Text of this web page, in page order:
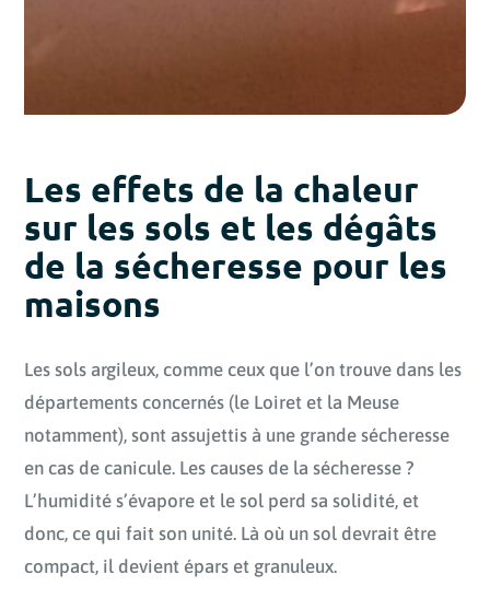
Les effets de la chaleur
sur les sols et les dégâts
de la sécheresse pour les
maisons
Les sols argileux, comme ceux que l’on trouve dans les
départements concernés (le Loiret et la Meuse
notamment), sont assujettis à une grande sécheresse
en cas de canicule. Les causes de la sécheresse ?
L’humidité s’évapore et le sol perd sa solidité, et
donc, ce qui fait son unité. Là où un sol devrait être
compact, il devient épars et granuleux.